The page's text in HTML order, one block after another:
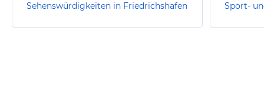
Sehenswürdigkeiten in Friedrichshafen